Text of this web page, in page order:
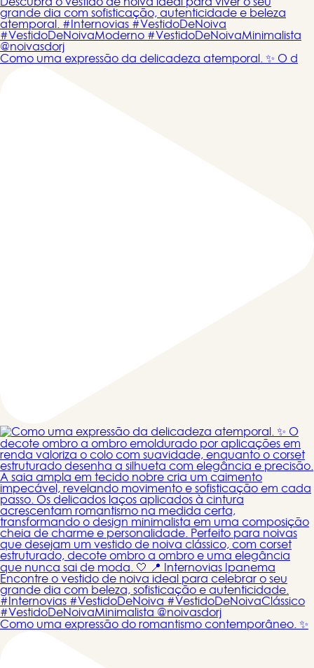
Como uma expressão da delicadeza atemporal. ✨ O d
Como uma expressão do romantismo contemporâneo. ✨